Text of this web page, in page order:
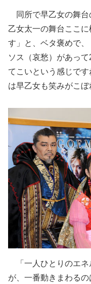
同所で早乙女の舞台
乙女太一の舞台ここ
す」と、ベタ褒めで
ソス（哀愁）があっ
てこいという感じで
は早乙女も笑みがこぼ
「一人ひとりのエネ
が、一番動きまわる